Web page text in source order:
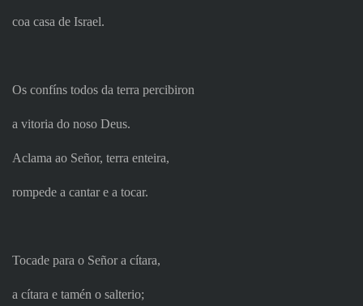
coa casa de Israel.
Os confíns todos da terra percibiron
a vitoria do noso Deus.
Aclama ao Señor, terra enteira,
rompede a cantar e a tocar.
Tocade para o Señor a cítara,
a cítara e tamén o salterio;